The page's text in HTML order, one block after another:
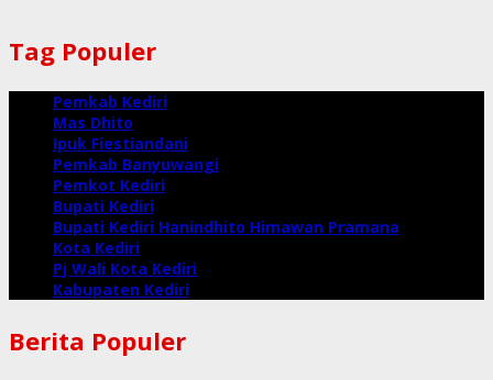
Tag Populer
Pemkab Kediri
Mas Dhito
Ipuk Fiestiandani
Pemkab Banyuwangi
Pemkot Kediri
Bupati Kediri
Bupati Kediri Hanindhito Himawan Pramana
Kota Kediri
Pj Wali Kota Kediri
Kabupaten Kediri
Berita Populer